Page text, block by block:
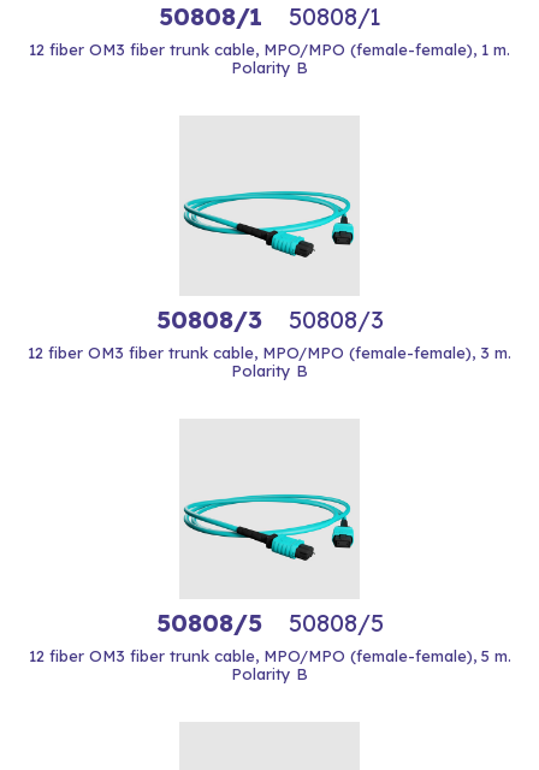
50808/1 50808/1
12 fiber OM3 fiber trunk cable, MPO/MPO (female-female), 1 m.
Polarity B
50808/3 50808/3
12 fiber OM3 fiber trunk cable, MPO/MPO (female-female), 3 m.
Polarity B
50808/5 50808/5
12 fiber OM3 fiber trunk cable, MPO/MPO (female-female), 5 m.
Polarity B